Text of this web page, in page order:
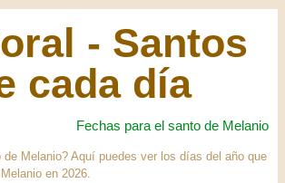
- Santos
cada día
Fechas para el santo de Melanio
de Melanio? Aquí puedes ver los días del año que
en 2026.